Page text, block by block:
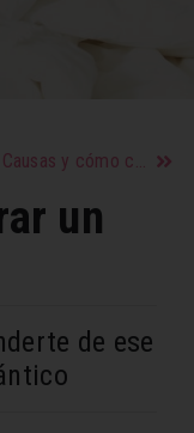
Causas y cómo cuidar un herpes labial
un
de ese